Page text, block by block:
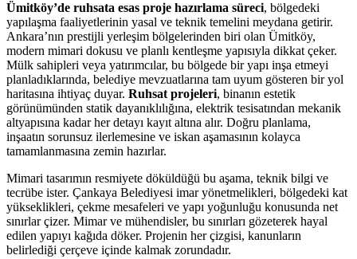
Ümitköy’de ruhsata esas proje hazırlama süreci, bölgedeki
yapılaşma faaliyetlerinin yasal ve teknik temelini meydana getirir.
Ankara’nın prestijli yerleşim bölgelerinden biri olan Ümitköy,
modern mimari dokusu ve planlı kentleşme yapısıyla dikkat çeker.
Mülk sahipleri veya yatırımcılar, bu bölgede bir yapı inşa etmeyi
planladıklarında, belediye mevzuatlarına tam uyum gösteren bir yol
haritasına ihtiyaç duyar. Ruhsat projeleri, binanın estetik
görünümünden statik dayanıklılığına, elektrik tesisatından mekanik
altyapısına kadar her detayı kayıt altına alır. Doğru planlama,
inşaatın sorunsuz ilerlemesine ve iskan aşamasının kolayca
tamamlanmasına zemin hazırlar.
Mimari tasarımın resmiyete döküldüğü bu aşama, teknik bilgi ve
tecrübe ister. Çankaya Belediyesi imar yönetmelikleri, bölgedeki kat
yükseklikleri, çekme mesafeleri ve yapı yoğunluğu konusunda net
sınırlar çizer. Mimar ve mühendisler, bu sınırları gözeterek hayal
edilen yapıyı kağıda döker. Projenin her çizgisi, kanunların
belirlediği çerçeve içinde kalmak zorundadır.